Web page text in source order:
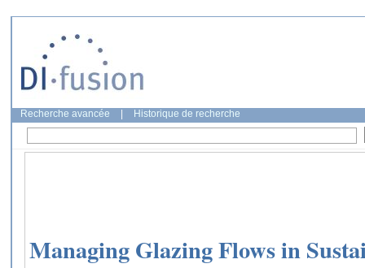
Recherche avancée Historique de recherche
​Managing Glazing Flows in